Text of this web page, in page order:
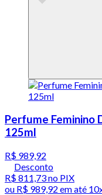
Perfume Feminino
125ml
R$ 989,92
Desconto
R$ 811,73no PIX
ou R$ 989,92 em até